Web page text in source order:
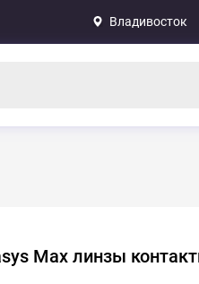
Владивосток
Max линзы